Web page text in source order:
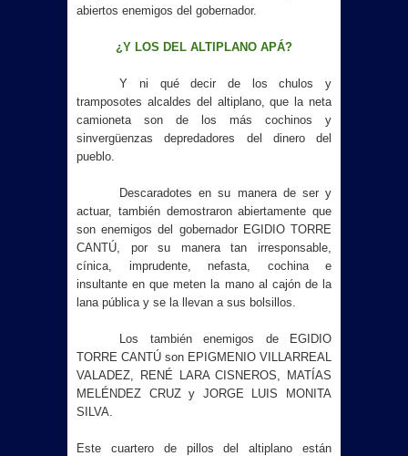
abiertos enemigos del gobernador.
¿Y LOS DEL ALTIPLANO APÁ?
Y ni qué decir de los chulos y
tramposotes alcaldes del altiplano, que la neta
camioneta son de los más cochinos y
sinvergüenzas depredadores del dinero del
pueblo.
Descaradotes en su manera de ser y
actuar, también demostraron abiertamente que
son enemigos del gobernador EGIDIO TORRE
CANTÚ, por su manera tan irresponsable,
cínica, imprudente, nefasta, cochina e
insultante en que meten la mano al cajón de la
lana pública y se la llevan a sus bolsillos.
Los también enemigos de EGIDIO
TORRE CANTÚ son EPIGMENIO VILLARREAL
VALADEZ, RENÉ LARA CISNEROS, MATÍAS
MELÉNDEZ CRUZ y JORGE LUIS MONITA
SILVA.
Este cuartero de pillos del altiplano están